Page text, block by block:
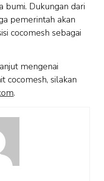
bumi. Dukungan dari
pemerintah akan
cocomesh sebagai
mengenai
cocomesh, silakan
.